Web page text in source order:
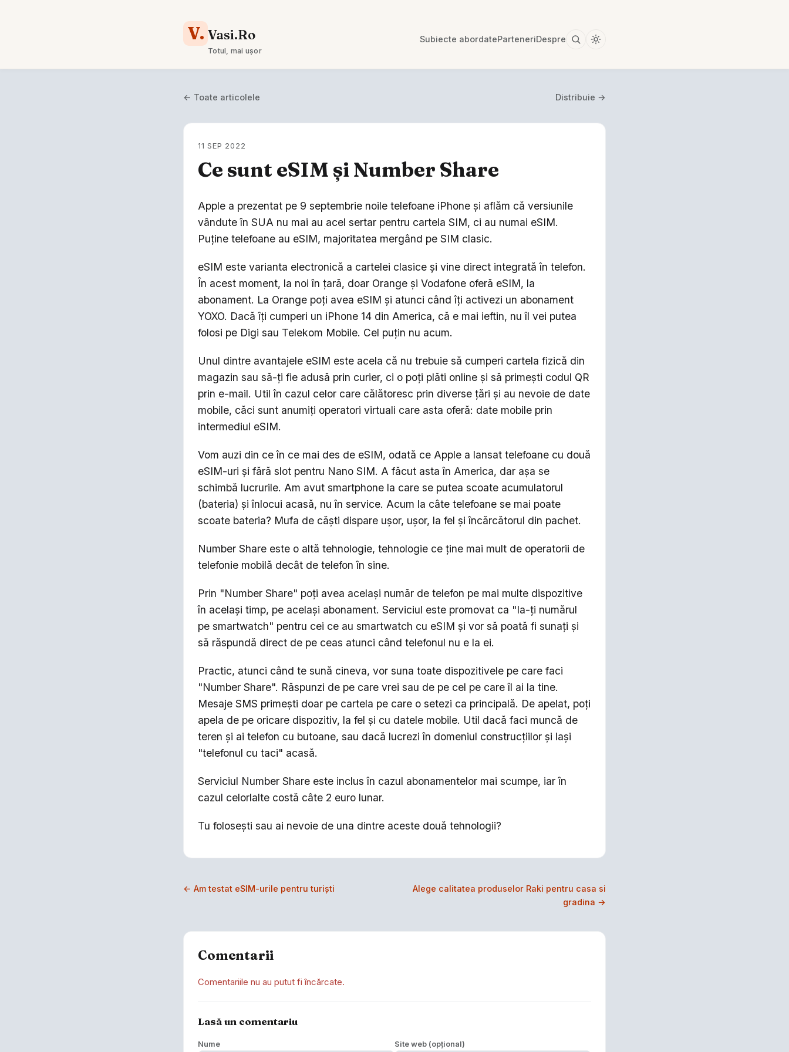
V. Vasi.Ro
Totul, mai ușor
Subiecte abordateParteneriDespre
← Toate articolele Distribuie →
11 SEP 2022
Ce sunt eSIM și Number Share
Apple a prezentat pe 9 septembrie noile telefoane iPhone și aflăm că versiunile
vândute în SUA nu mai au acel sertar pentru cartela SIM, ci au numai eSIM.
Puține telefoane au eSIM, majoritatea mergând pe SIM clasic.
eSIM este varianta electronică a cartelei clasice și vine direct integrată în telefon.
În acest moment, la noi în țară, doar Orange și Vodafone oferă eSIM, la
abonament. La Orange poți avea eSIM și atunci când îți activezi un abonament
YOXO. Dacă îți cumperi un iPhone 14 din America, că e mai ieftin, nu îl vei putea
folosi pe Digi sau Telekom Mobile. Cel puțin nu acum.
Unul dintre avantajele eSIM este acela că nu trebuie să cumperi cartela fizică din
magazin sau să-ți fie adusă prin curier, ci o poți plăti online și să primești codul QR
prin e-mail. Util în cazul celor care călătoresc prin diverse țări și au nevoie de date
mobile, căci sunt anumiți operatori virtuali care asta oferă: date mobile prin
intermediul eSIM.
Vom auzi din ce în ce mai des de eSIM, odată ce Apple a lansat telefoane cu două
eSIM-uri și fără slot pentru Nano SIM. A făcut asta în America, dar așa se
schimbă lucrurile. Am avut smartphone la care se putea scoate acumulatorul
(bateria) și înlocui acasă, nu în service. Acum la câte telefoane se mai poate
scoate bateria? Mufa de căști dispare ușor, ușor, la fel și încărcătorul din pachet.
Number Share este o altă tehnologie, tehnologie ce ține mai mult de operatorii de
telefonie mobilă decât de telefon în sine.
Prin "Number Share" poți avea același număr de telefon pe mai multe dispozitive
în același timp, pe același abonament. Serviciul este promovat ca "Ia-ți numărul
pe smartwatch" pentru cei ce au smartwatch cu eSIM și vor să poată fi sunați și
să răspundă direct de pe ceas atunci când telefonul nu e la ei.
Practic, atunci când te sună cineva, vor suna toate dispozitivele pe care faci
"Number Share". Răspunzi de pe care vrei sau de pe cel pe care îl ai la tine.
Mesaje SMS primești doar pe cartela pe care o setezi ca principală. De apelat, poți
apela de pe oricare dispozitiv, la fel și cu datele mobile. Util dacă faci muncă de
teren și ai telefon cu butoane, sau dacă lucrezi în domeniul construcțiilor și lași
"telefonul cu taci" acasă.
Serviciul Number Share este inclus în cazul abonamentelor mai scumpe, iar în
cazul celorlalte costă câte 2 euro lunar.
Tu folosești sau ai nevoie de una dintre aceste două tehnologii?
← Am testat eSIM-urile pentru turiști
Alege calitatea produselor Raki pentru casa si
gradina →
Comentarii
Comentariile nu au putut fi încărcate.
Lasă un comentariu
Nume Site web (opțional)